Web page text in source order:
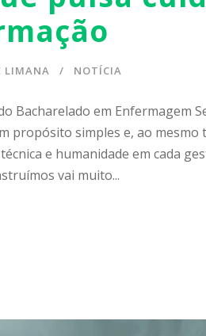
LIMANA NOTÍCIA
Bacharelado em Enfermagem
propósito simples e, ao
e humanidade em cada
vai muito...